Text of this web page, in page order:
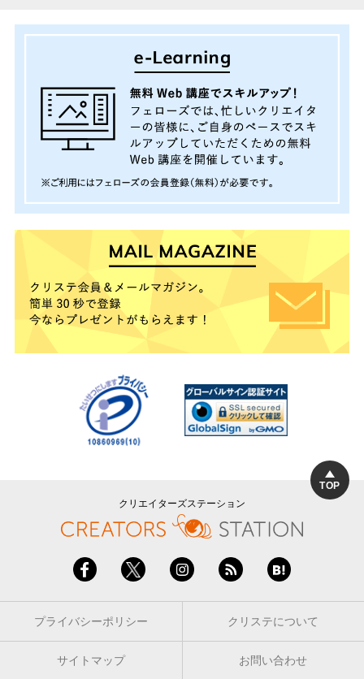
TOP
クリエイターズステーション
プライバシーポリシー クリステについて
サイトマップ お問い合わせ